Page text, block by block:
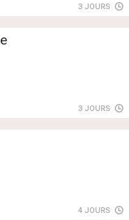
3 JOURS
3 JOURS
4 JOURS